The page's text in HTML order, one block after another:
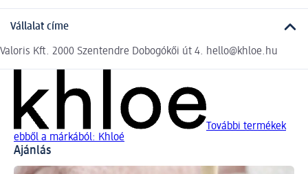
Vállalat címe
Valoris Kft. 2000 Szentendre Dobogókői út 4. hello@khloe.hu
További termékek
ebből a márkából: Khloé
Ajánlás